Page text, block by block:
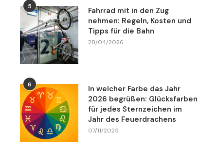
5
Fahrrad mit in den Zug
nehmen: Regeln, Kosten und
Tipps für die Bahn
28/04/2026
6
In welcher Farbe das Jahr
2026 begrüßen: Glücksfarben
für jedes Sternzeichen im
Jahr des Feuerdrachens
07/11/2025